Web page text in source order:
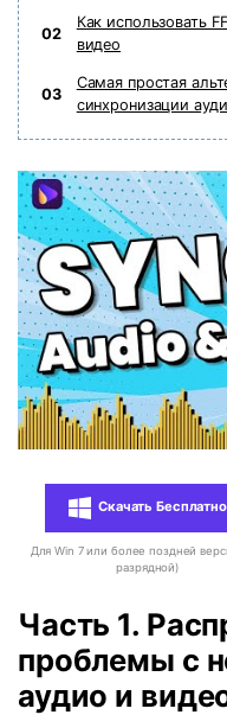
02
Как использовать
видео
03
Самая простая
синхронизации
Скачать Бесплатно
Для Win 7 или более поздней
разрядной)
Часть 1.
проблемы с
аудио и